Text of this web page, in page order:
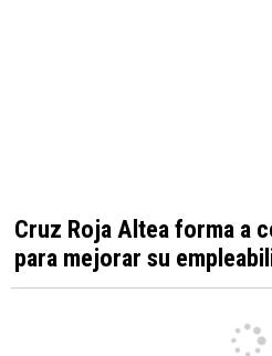
Santa Pola ofrece
para adolescentes